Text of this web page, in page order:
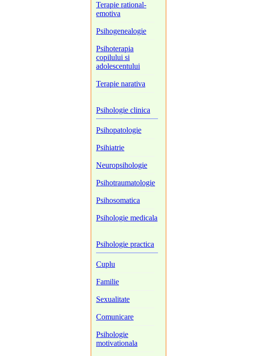
Terapie rational-
emotiva
Psihogenealogie
Psihoterapia
copilului si
adolescentului
Terapie narativa
Psihologie clinica
Psihopatologie
Psihiatrie
Neuropsihologie
Psihotraumatologie
Psihosomatica
Psihologie medicala
Psihologie practica
Cuplu
Familie
Sexualitate
Comunicare
Psihologie
motivationala